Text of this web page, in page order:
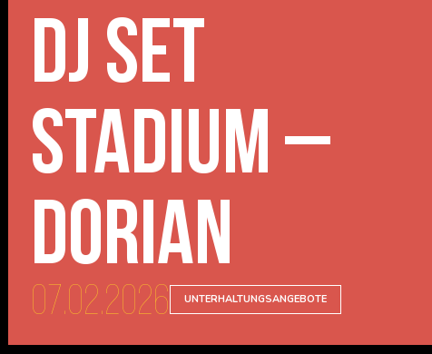
DJ Set
Stadium –
Dorian
07.02.2026 UNTERHALTUNGSANGEBOTE